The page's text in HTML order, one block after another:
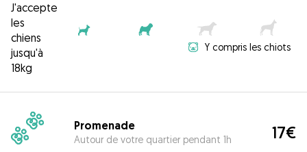
J'accepte
les
chiens
jusqu'à
18kg
Y compris les chiots
Promenade
Autour de votre quartier pendant 1h 17€